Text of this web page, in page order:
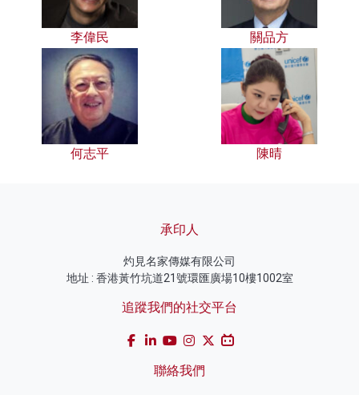
李偉民 關品方
何志平 陳晴
承印人
灼見名家傳媒有限公司
地址 : 香港黃竹坑道21號環匯廣場10樓1002室
追蹤我們的社交平台
聯絡我們